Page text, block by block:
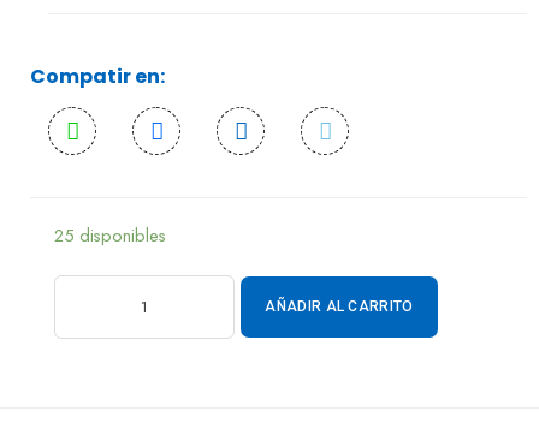
Compatir en:
25 disponibles
AÑADIR AL CARRITO